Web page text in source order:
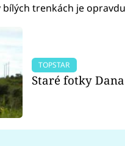
trenkách je
TOPSTAR
Staré fotky